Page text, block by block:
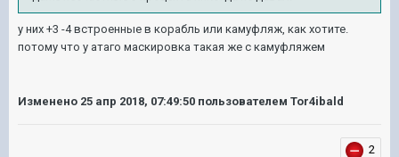
у них +3 -4 встроенные в корабль или камуфляж, как хотите.
потому что у атаго маскировка такая же с камуфляжем
Изменено 25 апр 2018, 07:49:50 пользователем Tor4ibald
2